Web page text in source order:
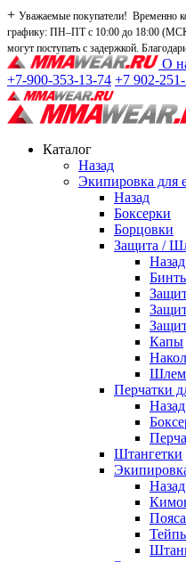
+ Уважаемые покупатели! Временно
графику: ПН–ПТ с 10:00 до 18:00
могут поступать с задержкой.
О
+7-900-353-13-74 +7 902-
Каталог
Назад
Экипировка для
Назад
Боксерки
Борцовки
Защита /
Назад
Капы
Перчатки
Назад
Штангетки
Назад